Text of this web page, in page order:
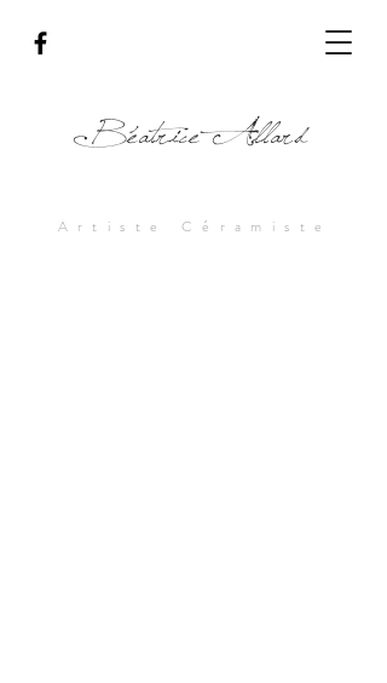
Béatrice Allard
Artiste Céramiste